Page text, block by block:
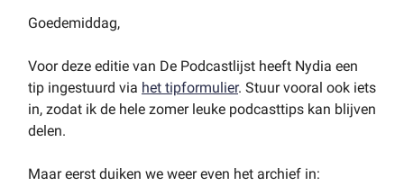
Goedemiddag,
Voor deze editie van De Podcastlijst heeft Nydia een
tip ingestuurd via het tipformulier. Stuur vooral ook iets
in, zodat ik de hele zomer leuke podcasttips kan blijven
delen.
Maar eerst duiken we weer even het archief in: